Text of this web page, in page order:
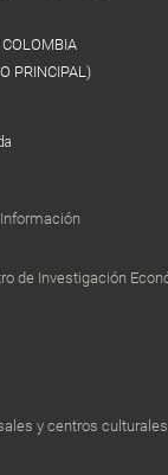
PRINCIPAL)
de Investigación
y centros culturales